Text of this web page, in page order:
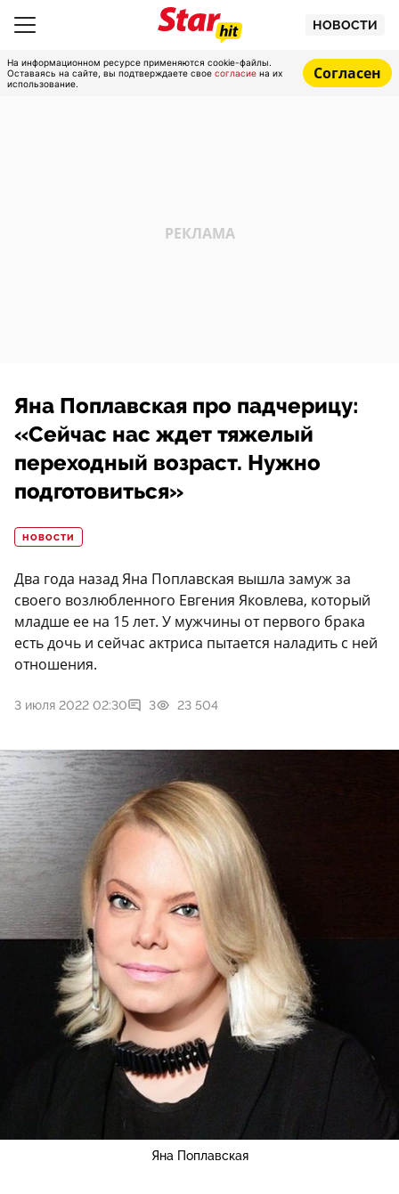
НОВОСТИ
На информационном ресурсе применяются cookie-файлы.
Оставаясь на сайте, вы подтверждаете свое согласие на их
использование.
Согласен
Яна Поплавская про падчерицу:
«Сейчас нас ждет тяжелый
переходный возраст. Нужно
подготовиться»
НОВОСТИ
Два года назад Яна Поплавская вышла замуж за
своего возлюбленного Евгения Яковлева, который
младше ее на 15 лет. У мужчины от первого брака
есть дочь и сейчас актриса пытается наладить с ней
отношения.
3 июля 2022 02:30 3 23 504
Яна Поплавская